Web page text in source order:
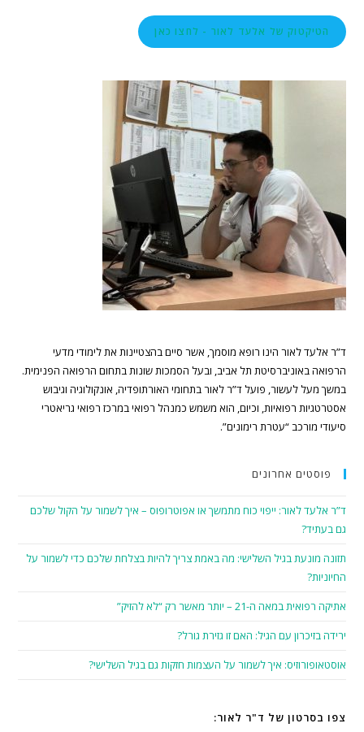
הטיקטוק של אלעד לאור - לחצו כאן
ד”ר אלעד לאור הינו רופא מוסמך, אשר סיים בהצטיינות את לימודי מדעי
הרפואה באוניברסיטת תל אביב, ובעל הסמכות שונות בתחום הרפואה הפנימית.
במשך מעל לעשור, פועל ד”ר לאור בתחומי האורתופדיה, אונקולוגיה וגיבוש
אסטרטגיות רפואיות, וכיום, הוא משמש כמנהל רפואי במרכז רפואי גריאטרי
סיעודי מורכב “עטרת רימונים”.
פוסטים אחרונים
ד”ר אלעד לאור: ייפוי כוח מתמשך או אפוטרופוס – איך לשמור על הקול שלכם
גם בעתיד?
תזונה מונעת בגיל השלישי: מה באמת צריך להיות בצלחת שלכם כדי לשמור על
החיוניות?
אתיקה רפואית במאה ה-21 – יותר מאשר רק “לא להזיק”
ירידה בזיכרון עם הגיל: האם זו גזירת גורל?
אוסטאופורוזיס: איך לשמור על העצמות חזקות גם בגיל השלישי?
צפו בסרטון של ד"ר לאור: